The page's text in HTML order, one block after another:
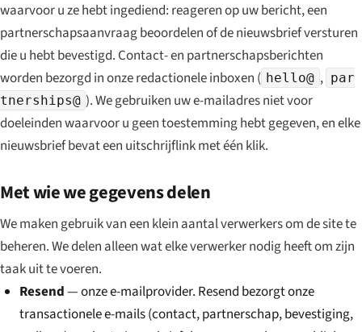
waarvoor u ze hebt ingediend: reageren op uw bericht, een
partnerschapsaanvraag beoordelen of de nieuwsbrief versturen
die u hebt bevestigd. Contact- en partnerschapsberichten
worden bezorgd in onze redactionele inboxen ( hello@ , par
tnerships@ ). We gebruiken uw e-mailadres niet voor
doeleinden waarvoor u geen toestemming hebt gegeven, en elke
nieuwsbrief bevat een uitschrijflink met één klik.
Met wie we gegevens delen
We maken gebruik van een klein aantal verwerkers om de site te
beheren. We delen alleen wat elke verwerker nodig heeft om zijn
taak uit te voeren.
Resend— onze e-mailprovider. Resend bezorgt onze
transactionele e-mails (contact, partnerschap, bevestiging,